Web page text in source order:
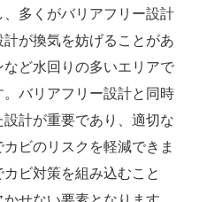
多くがバリアフリー設計
が換気を妨げることがあ
ど水回りの多いエリアで
バリアフリー設計と同時
計が重要であり、適切な
ビのリスクを軽減できま
ビ対策を組み込むこと